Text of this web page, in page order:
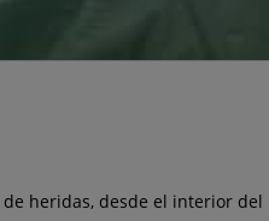
heridas, desde el interior